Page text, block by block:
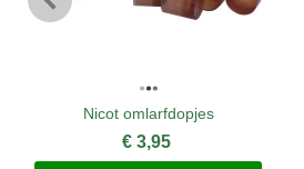
Nicot omlarfdopjes
€ 3,95